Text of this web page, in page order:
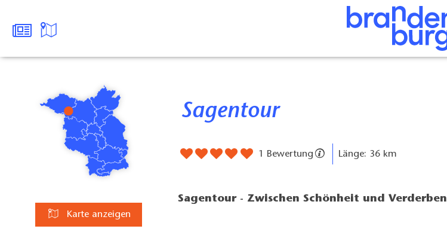
Karte anzeigen
Sagentour
1 Bewertung Länge: 36 km
Sagentour - Zwischen Schönheit und Verderben